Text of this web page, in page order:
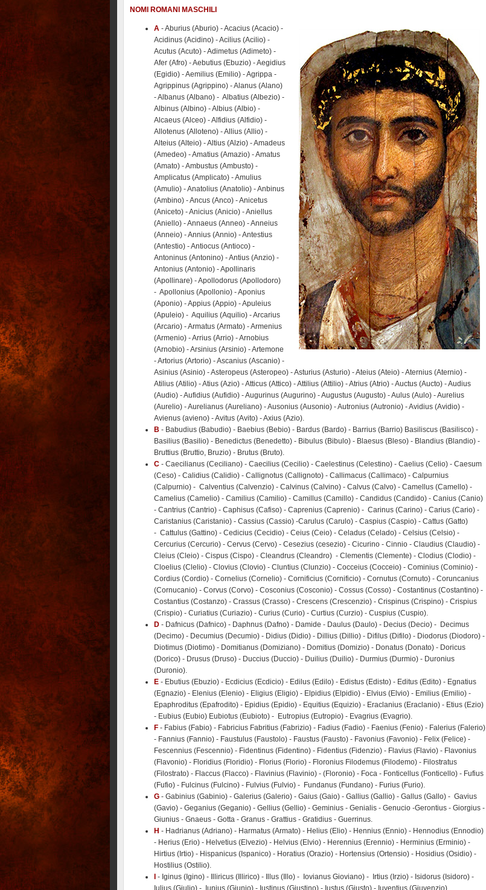
NOMI ROMANI MASCHILI
A - Aburius (Aburio) - Acacius (Acacio) -
Acidinus (Acidino) - Acilius (Acilio) -
Acutus (Acuto) - Adimetus (Adimeto) -
Afer (Afro) - Aebutius (Ebuzio) - Aegidius
(Egidio) - Aemilius (Emilio) - Agrippa -
Agrippinus (Agrippino) - Alanus (Alano)
- Albanus (Albano) - Albatius (Albezio) -
Albinus (Albino) - Albius (Albio) -
Alcaeus (Alceo) - Alfidius (Alfidio) -
Allotenus (Alloteno) - Allius (Allio) -
Alteius (Alteio) - Altius (Alzio) - Amadeus
(Amedeo) - Amatius (Amazio) - Amatus
(Amato) - Ambustus (Ambusto) -
Amplicatus (Amplicato) - Amulius
(Amulio) - Anatolius (Anatolio) - Anbinus
(Ambino) - Ancus (Anco) - Anicetus
(Aniceto) - Anicius (Anicio) - Aniellus
(Aniello) - Annaeus (Anneo) - Anneius
(Anneio) - Annius (Annio) - Antestius
(Antestio) - Antiocus (Antioco) -
Antoninus (Antonino) - Antius (Anzio) -
Antonius (Antonio) - Apollinaris
(Apollinare) - Apollodorus (Apollodoro)
- Apollonius (Apollonio) - Aponius
(Aponio) - Appius (Appio) - Apuleius
(Apuleio) - Aquilius (Aquilio) - Arcarius
(Arcario) - Armatus (Armato) - Armenius
(Armenio) - Arrius (Arrio) - Arnobius
(Arnobio) - Arsinius (Arsinio) - Artemone
- Artorius (Artorio) - Ascanius (Ascanio) -
Asinius (Asinio) - Asteropeus (Asteropeo) - Asturius (Asturio) - Ateius (Ateio) - Aternius (Aternio) -
Atilius (Atilio) - Atius (Azio) - Atticus (Attico) - Attilius (Attilio) - Atrius (Atrio) - Auctus (Aucto) - Audius
(Audio) - Aufidius (Aufidio) - Augurinus (Augurino) - Augustus (Augusto) - Aulus (Aulo) - Aurelius
(Aurelio) - Aurelianus (Aureliano) - Ausonius (Ausonio) - Autronius (Autronio) - Avidius (Avidio) -
Avienus (avieno) - Avitus (Avito) - Axius (Azio).
B - Babudius (Babudio) - Baebius (Bebio) - Bardus (Bardo) - Barrius (Barrio) Basiliscus (Basilisco) -
Basilius (Basilio) - Benedictus (Benedetto) - Bibulus (Bibulo) - Blaesus (Bleso) - Blandius (Blandio) -
Bruttius (Bruttio, Bruzio) - Brutus (Bruto).
C - Caecilianus (Ceciliano) - Caecilius (Cecilio) - Caelestinus (Celestino) - Caelius (Celio) - Caesum
(Ceso) - Calidius (Calidio) - Callignotus (Callignoto) - Callimacus (Callimaco) - Calpurnius
(Calpurnio) - Calventius (Calvenzio) - Calvinus (Calvino) - Calvus (Calvo) - Camellus (Camello) -
Camelius (Camelio) - Camilius (Camilio) - Camillus (Camillo) - Candidus (Candido) - Canius (Canio)
- Cantrius (Cantrio) - Caphisus (Cafiso) - Caprenius (Caprenio) - Carinus (Carino) - Carius (Cario) -
Caristanius (Caristanio) - Cassius (Cassio) -Carulus (Carulo) - Caspius (Caspio) - Cattus (Gatto)
- Cattulus (Gattino) - Cedicius (Cecidio) - Ceius (Ceio) - Celadus (Celado) - Celsius (Celsio) -
Cercurius (Cercurio) - Cervus (Cervo) - Cesezius (cesezio) - Cicurino - Cinnio - Claudius (Claudio) -
Cleius (Cleio) - Cispus (Cispo) - Cleandrus (Cleandro) - Clementis (Clemente) - Clodius (Clodio) -
Cloelius (Clelio) - Clovius (Clovio) - Cluntius (Clunzio) - Cocceius (Cocceio) - Cominius (Cominio) -
Cordius (Cordio) - Cornelius (Cornelio) - Cornificius (Cornificio) - Cornutus (Cornuto) - Coruncanius
(Cornucanio) - Corvus (Corvo) - Cosconius (Cosconio) - Cossus (Cosso) - Costantinus (Costantino) -
Costantius (Costanzo) - Crassus (Crasso) - Crescens (Crescenzio) - Crispinus (Crispino) - Crispius
(Crispio) - Curiatius (Curiazio) - Curius (Curio) - Curtius (Curzio) - Cuspius (Cuspio).
D - Dafnicus (Dafnico) - Daphnus (Dafno) - Damide - Daulus (Daulo) - Decius (Decio) - Decimus
(Decimo) - Decumius (Decumio) - Didius (Didio) - Dillius (Dillio) - Difilus (Difilo) - Diodorus (Diodoro) -
Diotimus (Diotimo) - Domitianus (Domiziano) - Domitius (Domizio) - Donatus (Donato) - Doricus
(Dorico) - Drusus (Druso) - Duccius (Duccio) - Duilius (Duilio) - Durmius (Durmio) - Duronius
(Duronio).
E - Ebutius (Ebuzio) - Ecdicius (Ecdicio) - Edilus (Edilo) - Edistus (Edisto) - Editus (Edito) - Egnatius
(Egnazio) - Elenius (Elenio) - Eligius (Eligio) - Elpidius (Elpidio) - Elvius (Elvio) - Emilius (Emilio) -
Epaphroditus (Epafrodito) - Epidius (Epidio) - Equitius (Equizio) - Eraclanius (Eraclanio) - Etius (Ezio)
- Eubius (Eubio) Eubiotus (Eubioto) - Eutropius (Eutropio) - Evagrius (Evagrio).
F - Fabius (Fabio) - Fabricius Fabritius (Fabrizio) - Fadius (Fadio) - Faenius (Fenio) - Falerius (Falerio)
- Fannius (Fannio) - Faustulus (Faustolo) - Faustus (Fausto) - Favonius (Favonio) - Felix (Felice) -
Fescennius (Fescennio) - Fidentinus (Fidentino) - Fidentius (Fidenzio) - Flavius (Flavio) - Flavonius
(Flavonio) - Floridius (Floridio) - Florius (Florio) - Floronius Filodemus (Filodemo) - Filostratus
(Filostrato) - Flaccus (Flacco) - Flavinius (Flavinio) - (Floronio) - Foca - Fonticellus (Fonticello) - Fufius
(Fufio) - Fulcinus (Fulcino) - Fulvius (Fulvio) - Fundanus (Fundano) - Furius (Furio).
G - Gabinius (Gabinio) - Galerius (Galerio) - Gaius (Gaio) - Gallius (Gallio) - Gallus (Gallo) - Gavius
(Gavio) - Geganius (Geganio) - Gellius (Gellio) - Geminius - Genialis - Genucio -Gerontius - Giorgius -
Giunius - Gnaeus - Gotta - Granus - Grattius - Gratidius - Guerrinus.
H - Hadrianus (Adriano) - Harmatus (Armato) - Helius (Elio) - Hennius (Ennio) - Hennodius (Ennodio)
- Herius (Erio) - Helvetius (Elvezio) - Helvius (Elvio) - Herennius (Erennio) - Herminius (Erminio) -
Hirtius (Irtio) - Hispanicus (Ispanico) - Horatius (Orazio) - Hortensius (Ortensio) - Hosidius (Osidio) -
Hostilius (Ostilio).
- Iginus (Igino) - Illiricus (Illirico) - Illus (Illo) - Iovianus Gioviano) - Irtius (Irzio) - Isidorus (Isidoro) -
Iulius (Giulio) - Iunius (Giunio) - Iustinus (Giustino) - Iustus (Giusto) - Iuventius (Giuvenzio).